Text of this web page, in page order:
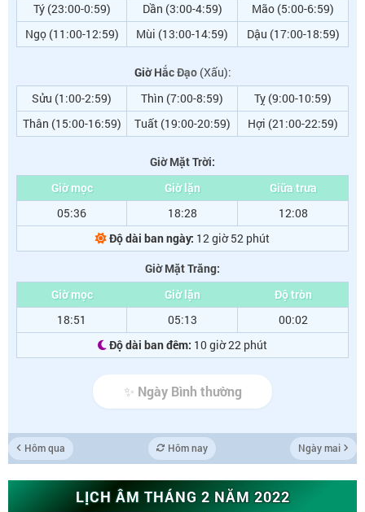
Tý (23:00-0:59)
Dần (3:00-4:59)
Mão (5:00-6:59)
Ngọ (11:00-12:59)
Mùi (13:00-14:59) Dậu (17:00-18:59)
Giờ Hắc Đạo(Xấu):
Sửu (1:00-2:59)
Thìn (7:00-8:59)
Tỵ (9:00-10:59)
Thân (15:00-16:59)
Tuất (19:00-20:59) Hợi (21:00-22:59)
Giờ Mặt Trời:
Giờ mọc
Giờ lặn
Giữa trưa
05:36
18:28
12:08
Độ dài ban ngày: 12 giờ 52 phút
Giờ Mặt Trăng:
Giờ mọc
Giờ lặn
Độ tròn
18:51
05:13
00:02
Độ dài ban đêm: 10 giờ 22 phút
✨ Ngày Bình thường
Hôm qua Hôm nay Ngày mai
LỊCH ÂM THÁNG 2 NĂM 2022